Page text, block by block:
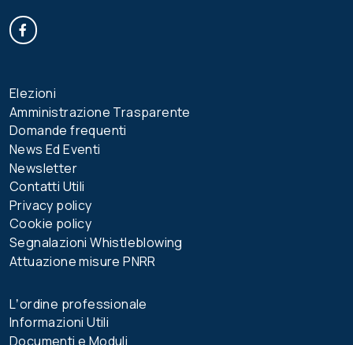
Elezioni
Amministrazione Trasparente
Domande frequenti
News Ed Eventi
Newsletter
Contatti Utili
Privacy policy
Cookie policy
Segnalazioni Whistleblowing
Attuazione misure PNRR
Lʼordine professionale
Informazioni Utili
Documenti e Moduli